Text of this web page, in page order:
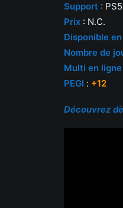
Support :
Prix : N.C.
Disponible
Nombre de
Multi en ligne
PEGI : +12
Découvrez